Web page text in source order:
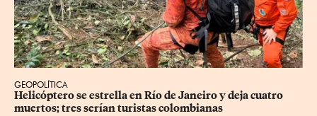
GEOPOLÍTICA
Helicóptero se estrella en Río de Janeiro y deja cuatro
muertos; tres serían turistas colombianas